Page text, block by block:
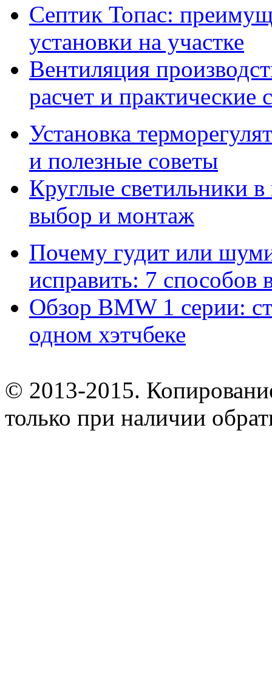
Септик Топас:
установки на участке
Вентиляция
расчет и практические
Установка
и полезные советы
Круглые светильники
выбор и монтаж
Почему гудит или
исправить: 7 способов
Обзор BMW 1 серии:
одном хэтчбеке
© 2013-2015.
только при наличии